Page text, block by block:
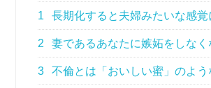
1 長期化すると夫婦みたいな感覚
2 妻であるあなたに嫉妬をしなく
3 不倫とは「おいしい蜜」のよう